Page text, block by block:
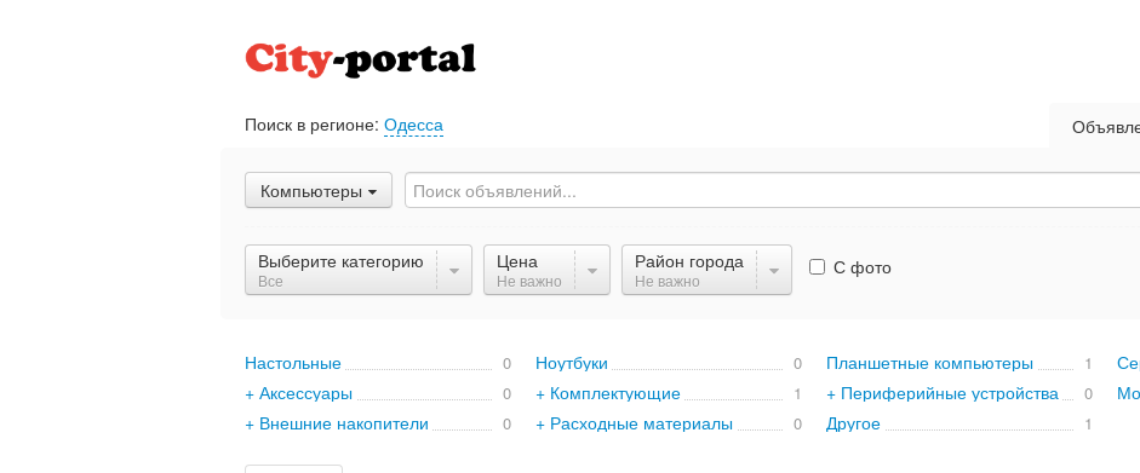
Поиск в регионе: Одесса
Компьютеры
Выберите категорию
Все
Цена
Не важно
Район города
Не важно
С фото
Настольные 0 Ноутбуки 0 Планшетные компьютеры 1
+ Аксессуары 0 + Комплектующие 1 + Периферийные устройства 0
+ Внешние накопители 0 + Расходные материалы 0 Другое 1